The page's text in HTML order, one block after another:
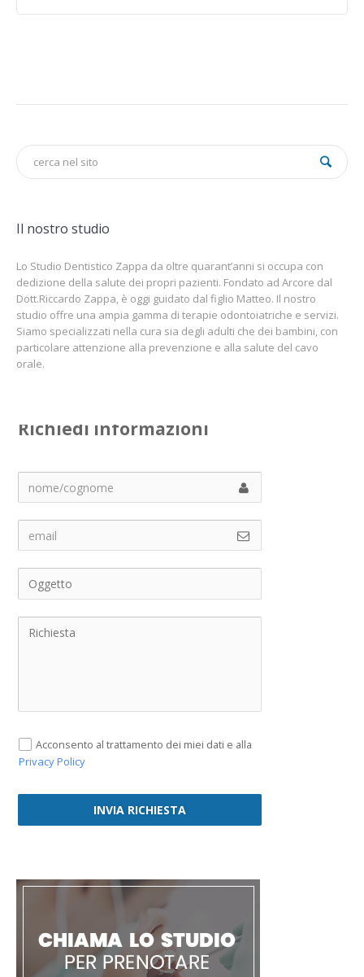
Il nostro studio
Lo Studio Dentistico Zappa da oltre quarant’anni si occupa con
dedizione della salute dei propri pazienti. Fondato ad Arcore dal
Dott.Riccardo Zappa, è oggi guidato dal figlio Matteo. Il nostro
studio offre una ampia gamma di terapie odontoiatriche e servizi.
Siamo specializzati nella cura sia degli adulti che dei bambini, con
particolare attenzione alla prevenzione e alla salute del cavo
orale.
Richiedi informazioni
Acconsento al trattamento dei miei dati e alla
Privacy Policy
INVIA RICHIESTA